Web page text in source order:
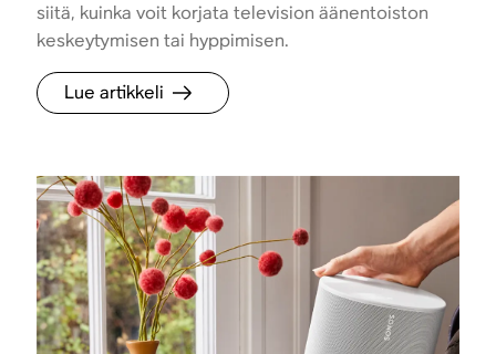
siitä, kuinka voit korjata television äänentoiston
keskeytymisen tai hyppimisen.
Lue artikkeli